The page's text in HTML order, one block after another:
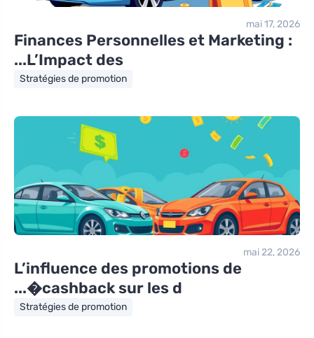
mai 17, 2026
Finances Personnelles et Marketing :
L’Impact des...
Stratégies de promotion
mai 22, 2026
L’influence des promotions de
cashback sur les d�...
Stratégies de promotion